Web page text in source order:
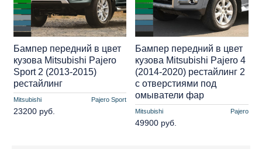
Mitsubishi Pajero Sport
Бампер передний в цвет
кузова Mitsubishi Pajero
Sport 2 (2013-2015)
рестайлинг
23200 руб. Mitsubishi Pajero
Бампер передний в цвет
кузова Mitsubishi Pajero 4
(2014-2020) рестайлинг 2
с отверстиями под
омыватели фар
49900 руб.